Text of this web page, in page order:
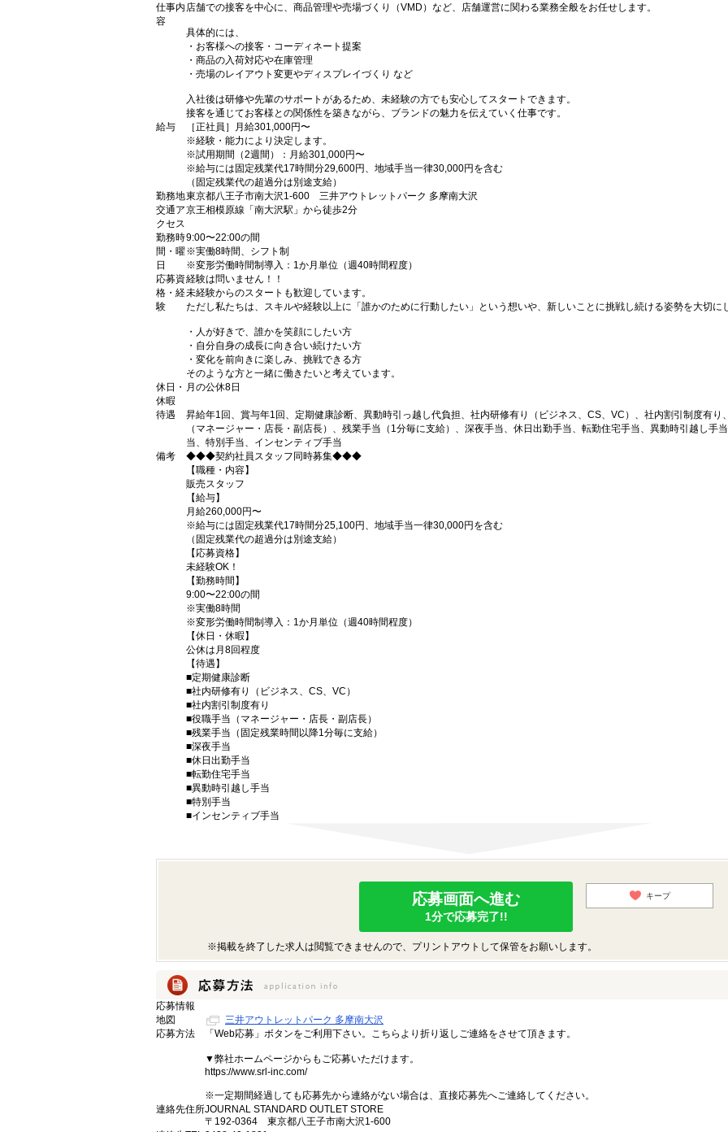
仕事内
容
店舗での接客を中心に、商品管理や売場づくり（VMD）など、店舗運営に関わる業務全般をお任せします。
具体的には、
・お客様への接客・コーディネート提案
・商品の入荷対応や在庫管理
・売場のレイアウト変更やディスプレイづくり など
入社後は研修や先輩のサポートがあるため、未経験の方でも安心してスタートできます。
接客を通じてお客様との関係性を築きながら、ブランドの魅力を伝えていく仕事です。
給与
［正社員］月給301,000円〜
※経験・能力により決定します。
※試用期間（2週間）：月給301,000円〜
※給与には固定残業代17時間分29,600円、地域手当一律30,000円を含む
（固定残業代の超過分は別途支給）
勤務地東京都八王子市南大沢1-600 三井アウトレットパーク 多摩南大沢
交通ア
クセス
京王相模原線「南大沢駅」から徒歩2分
勤務時
間・曜
日
9:00〜22:00の間
※実働8時間、シフト制
※変形労働時間制導入：1か月単位（週40時間程度）
応募資
格・経
験
経験は問いません！！
未経験からのスタートも歓迎しています。
ただし私たちは、スキルや経験以上に「誰かのために行動したい」という想いや、新しいことに挑戦し続ける姿勢を大切に
・人が好きで、誰かを笑顔にしたい方
・自分自身の成長に向き合い続けたい方
・変化を前向きに楽しみ、挑戦できる方
そのような方と一緒に働きたいと考えています。
休日・
休暇
月の公休8日
待遇
昇給年1回、賞与年1回、定期健康診断、異動時引っ越し代負担、社内研修有り（ビジネス、CS、VC）、社内割引制度有り
（マネージャー・店長・副店長）、残業手当（1分毎に支給）、深夜手当、休日出勤手当、転勤住宅手当、異動時引越し手
当、特別手当、インセンティブ手当
備考
◆◆◆契約社員スタッフ同時募集◆◆◆
【職種・内容】
販売スタッフ
【給与】
月給260,000円〜
※給与には固定残業代17時間分25,100円、地域手当一律30,000円を含む
（固定残業代の超過分は別途支給）
【応募資格】
未経験OK！
【勤務時間】
9:00〜22:00の間
※実働8時間
※変形労働時間制導入：1か月単位（週40時間程度）
【休日・休暇】
公休は月8回程度
【待遇】
■定期健康診断
■社内研修有り（ビジネス、CS、VC）
■社内割引制度有り
■役職手当（マネージャー・店長・副店長）
■残業手当（固定残業時間以降1分毎に支給）
■深夜手当
■休日出勤手当
■転勤住宅手当
■異動時引越し手当
■特別手当
■インセンティブ手当
応募画面へ進む
1分で応募完了!!
キープ
※掲載を終了した求人は閲覧できませんので、プリントアウトして保管をお願いします。
応募情報
地図
三井アウトレットパーク 多摩南大沢
応募方法
「Web応募」ボタンをご利用下さい。こちらより折り返しご連絡をさせて頂きます。
▼弊社ホームページからもご応募いただけます。
https://www.srl-inc.com/
※一定期間経過しても応募先から連絡がない場合は、直接応募先へご連絡してください。
連絡先住所JOURNAL STANDARD OUTLET STORE
〒192-0364 東京都八王子市南大沢1-600